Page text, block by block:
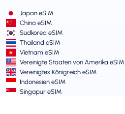
Japan eSIM
China eSIM
Südkorea eSIM
Thailand eSIM
Vietnam eSIM
Vereinigte Staaten von Amerika eSIM
Vereinigtes Königreich eSIM
Indonesien eSIM
Singapur eSIM